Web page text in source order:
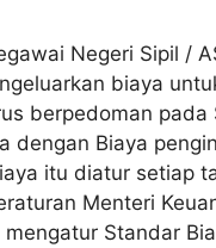
Negeri Sipil /
biaya
berpedoman pada
dengan Biaya
itu diatur setiap
Menteri
mengatur Standar